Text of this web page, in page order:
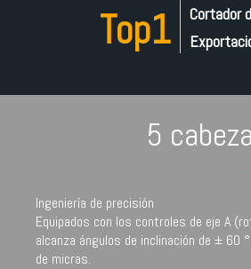
Top1
Cortador
5
Ingeniería de precisión
Equipados con los controles de eje A
alcanza ángulos de inclinación de ± 60
de micras.